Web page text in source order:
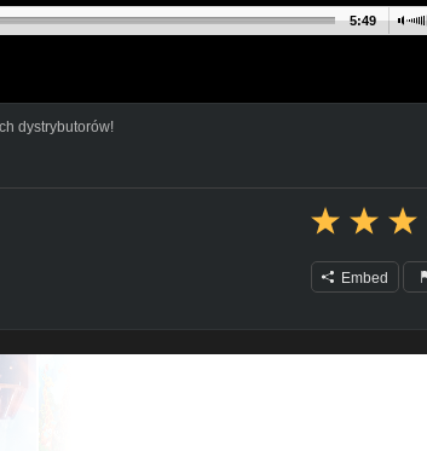
5:49
dystrybutorów!
Embed